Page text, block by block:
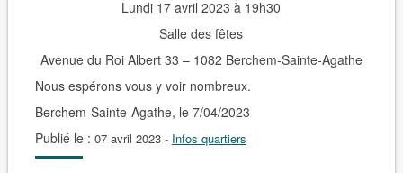
Lundi 17 avril 2023 à 19h30
Salle des fêtes
Avenue du Roi Albert 33 – 1082 Berchem-Sainte-Agathe
Nous espérons vous y voir nombreux.
Berchem-Sainte-Agathe, le 7/04/2023
Publié le : 07 avril 2023 - Infos quartiers